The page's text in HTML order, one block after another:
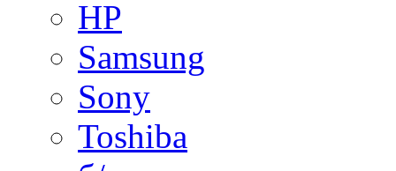
HP
Samsung
Sony
Toshiba